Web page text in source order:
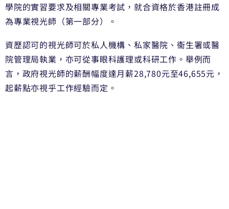
學院的實習要求及相關專業考試，就合資格於香港註冊成
為專業視光師（第一部分）。
資歷認可的視光師可於私人機構、私家醫院、衞生署或醫
院管理局執業，亦可從事眼科護理或科研工作。舉例而
言，政府視光師的薪酬幅度達月薪28,780元至46,655元，
起薪點亦視乎工作經驗而定。